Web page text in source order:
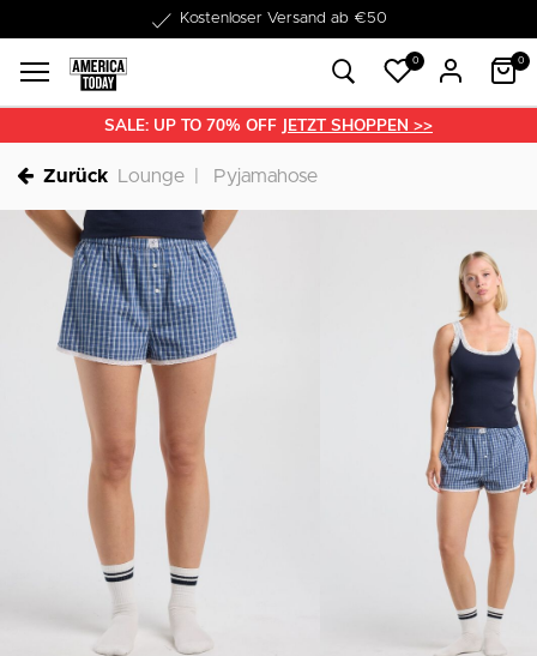
1-3 Werktage Lieferzeit
0 0
SALE: UP TO 70% OFF JETZT SHOPPEN >>
Zurück Lounge Pyjamahose